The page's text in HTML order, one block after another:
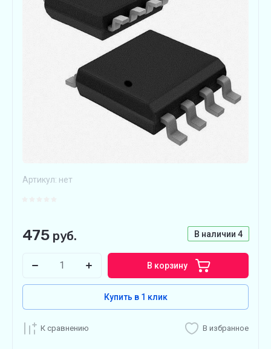
Артикул: нет
В наличии 4
475 руб.
В корзину
Купить в 1 клик
К сравнению В избранное